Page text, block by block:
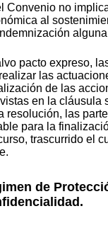
Convenio no
al
pacto expreso,
las
de las
en la cláusula
resolución, las
para la
trascurrido el
de